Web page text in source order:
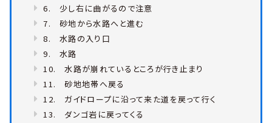
6. 少し右に曲がるので注意
7. 砂地から水路へと進む
8. 水路の入り口
9. 水路
10. 水路が崩れているところが行き止まり
11. 砂地地帯へ戻る
12. ガイドロープに沿って来た道を戻って行く
13. ダンゴ岩に戻ってくる